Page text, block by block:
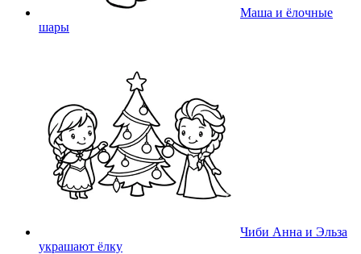
Маша и ёлочные
шары
Чиби Анна и Эльза
украшают ёлку